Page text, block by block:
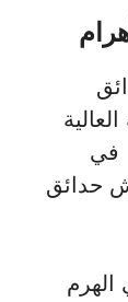
في
حدائق